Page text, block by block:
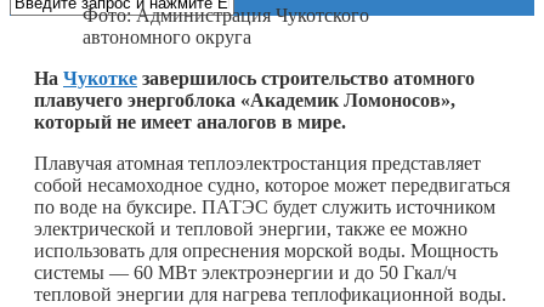
Фото: Администрация Чукотского
автономного округа
На Чукотке завершилось строительство атомного
плавучего энергоблока «Академик Ломоносов»,
который не имеет аналогов в мире.
Плавучая атомная теплоэлектростанция представляет
собой несамоходное судно, которое может передвигаться
по воде на буксире. ПАТЭС будет служить источником
электрической и тепловой энергии, также ее можно
использовать для опреснения морской воды. Мощность
системы — 60 МВт электроэнергии и до 50 Гкал/ч
тепловой энергии для нагрева теплофикационной воды.